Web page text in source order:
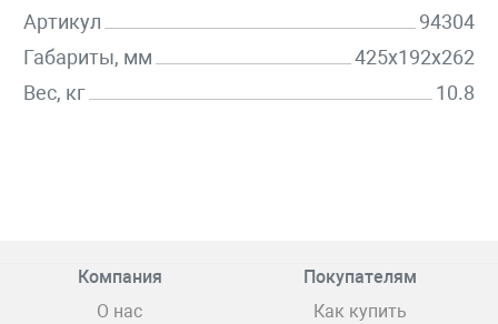
Артикул
94304
Габариты, мм
425x192x262
Вес, кг
10.8
Компания
О нас
Покупателям
Как купить